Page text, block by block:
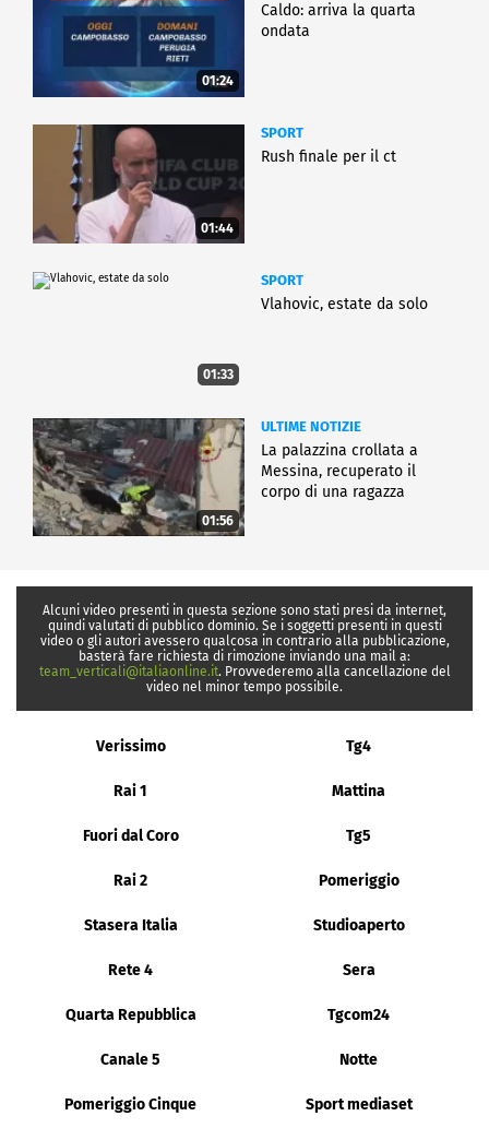
01:24
Caldo: arriva la quarta
ondata
01:44
SPORT
Rush finale per il ct
01:33
SPORT
Vlahovic, estate da solo
01:56
ULTIME NOTIZIE
La palazzina crollata a
Messina, recuperato il
corpo di una ragazza
Alcuni video presenti in questa sezione sono stati presi da internet,
quindi valutati di pubblico dominio. Se i soggetti presenti in questi
video o gli autori avessero qualcosa in contrario alla pubblicazione,
basterà fare richiesta di rimozione inviando una mail a:
team_verticali@italiaonline.it. Provvederemo alla cancellazione del
video nel minor tempo possibile.
Verissimo Tg4
Rai 1 Mattina
Fuori dal Coro Tg5
Rai 2 Pomeriggio
Stasera Italia Studioaperto
Rete 4 Sera
Quarta Repubblica Tgcom24
Canale 5 Notte
Pomeriggio Cinque Sport mediaset